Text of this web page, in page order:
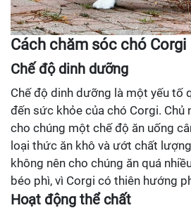
Cách chăm sóc chó Corgi
Chế độ dinh dưỡng
Chế độ dinh dưỡng là một yếu tố
đến sức khỏe của chó Corgi. Chủ
cho chúng một chế độ ăn uống
loại thức ăn khô và ướt chất
không nên cho chúng ăn quá
béo phì, vì Corgi có thiên hướng
Hoạt động thể chất